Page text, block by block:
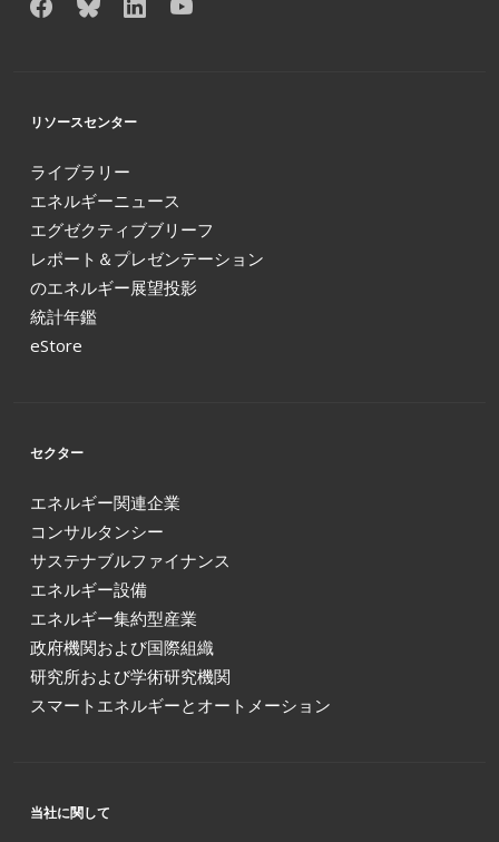
リソースセンター
ライブラリー
エネルギーニュース
エグゼクティブブリーフ
レポート＆プレゼンテーション
のエネルギー展望投影
統計年鑑
eStore
セクター
エネルギー関連企業
コンサルタンシー
サステナブルファイナンス
エネルギー設備
エネルギー集約型産業
政府機関および国際組織
研究所および学術研究機関
スマートエネルギーとオートメーション
当社に関して